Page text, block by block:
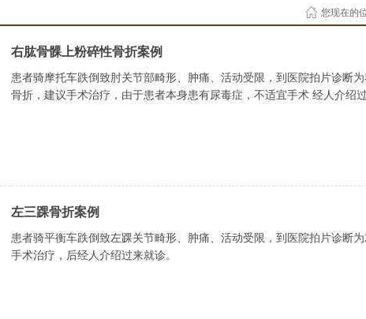
您现在的
右肱骨髁上粉碎性骨折案例
患者骑摩托车跌倒致肘关节部畸形、肿痛、活动受限，到医院拍片诊断
骨折，建议手术治疗，由于患者本身患有尿毒症，不适宜手术 经人介绍过
左三踝骨折案例
患者骑平衡车跌倒致左踝关节畸形、肿痛、活动受限，到医院拍片诊断
手术治疗，后经人介绍过来就诊。